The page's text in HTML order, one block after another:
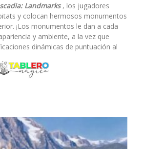
Landmarks, los jugadores
y colocan hermosos monumentos
¡Los monumentos le dan a cada
y ambiente, a la vez que
dinámicas de puntuación al